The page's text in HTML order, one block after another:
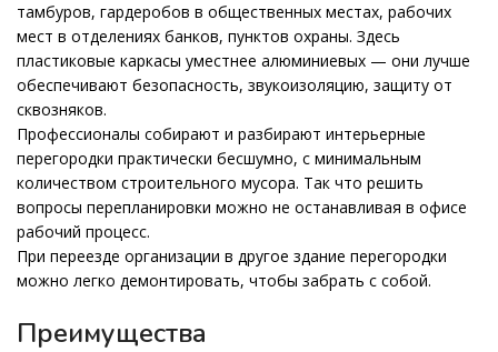
тамбуров, гардеробов в общественных местах, рабочих
мест в отделениях банков, пунктов охраны. Здесь
пластиковые каркасы уместнее алюминиевых — они лучше
обеспечивают безопасность, звукоизоляцию, защиту от
сквозняков.
Профессионалы собирают и разбирают интерьерные
перегородки практически бесшумно, с минимальным
количеством строительного мусора. Так что решить
вопросы перепланировки можно не останавливая в офисе
рабочий процесс.
При переезде организации в другое здание перегородки
можно легко демонтировать, чтобы забрать с собой.
Преимущества